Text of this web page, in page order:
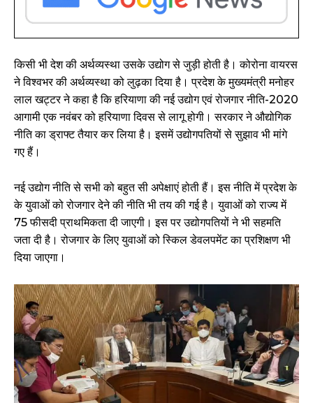
किसी भी देश की अर्थव्यस्था उसके उद्योग से जुड़ी होती है। कोरोना वायरस
ने विश्वभर की अर्थव्यस्था को लुढ़का दिया है। प्रदेश के मुख्यमंत्री मनोहर
लाल खट्टर ने कहा है कि हरियाणा की नई उद्योग एवं रोजगार नीति-2020
आगामी एक नवंबर को हरियाणा दिवस से लागू होगी। सरकार ने औद्योगिक
नीति का ड्राफ्ट तैयार कर लिया है। इसमें उद्योगपतियों से सुझाव भी मांगे
गए हैं।
नई उद्योग नीति से सभी को बहुत सी अपेक्षाएं होती हैं। इस नीति में प्रदेश के
के युवाओं को रोजगार देने की नीति भी तय की गई है। युवाओं को राज्य में
75 फीसदी प्राथमिकता दी जाएगी। इस पर उद्योगपतियों ने भी सहमति
जता दी है। रोजगार के लिए युवाओं को स्किल डेवलपमेंट का प्रशिक्षण भी
दिया जाएगा।